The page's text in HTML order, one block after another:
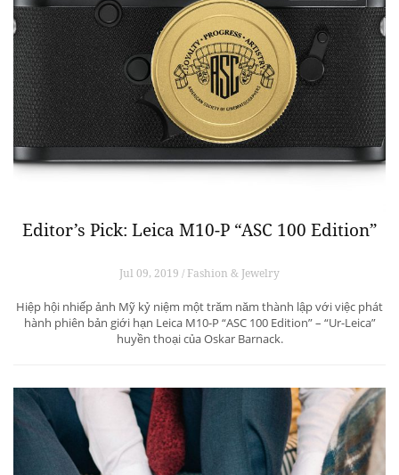
Editor’s Pick: Leica M10-P “ASC 100 Edition”
Jul 09, 2019 / Fashion & Jewelry
Hiệp hội nhiếp ảnh Mỹ kỷ niệm một trăm năm thành lập với việc phát
hành phiên bản giới hạn Leica M10-P “ASC 100 Edition” – “Ur-Leica”
huyền thoại của Oskar Barnack.